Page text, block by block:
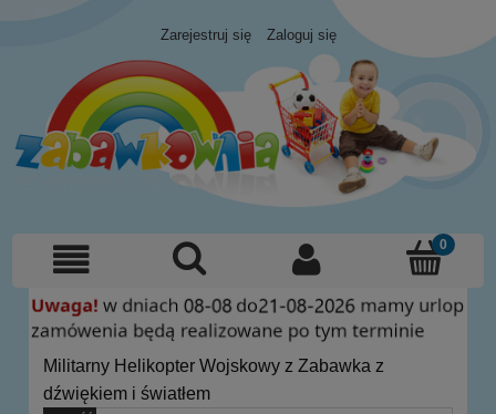
Zarejestruj się Zaloguj się
Militarny Helikopter Wojskowy z Zabawka z
dźwiękiem i światłem